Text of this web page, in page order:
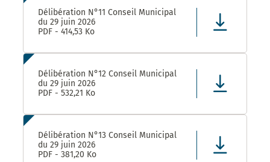
Délibération N°11 Conseil Municipal
du 29 juin 2026
PDF - 414,53 Ko
Délibération N°12 Conseil Municipal
du 29 juin 2026
PDF - 532,21 Ko
Délibération N°13 Conseil Municipal
du 29 juin 2026
PDF - 381,20 Ko